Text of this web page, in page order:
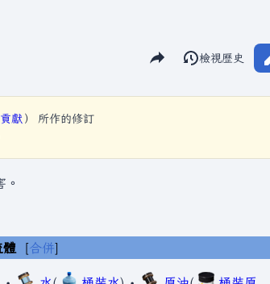
分享此頁面
視圖閱讀
檢視歷史
貢獻 ）
所作的修訂
體 合併